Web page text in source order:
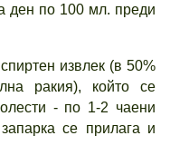
ден по 100 мл. преди
извлек (в 50%
ракия), който се
- по 1-2 чаени
се прилага и